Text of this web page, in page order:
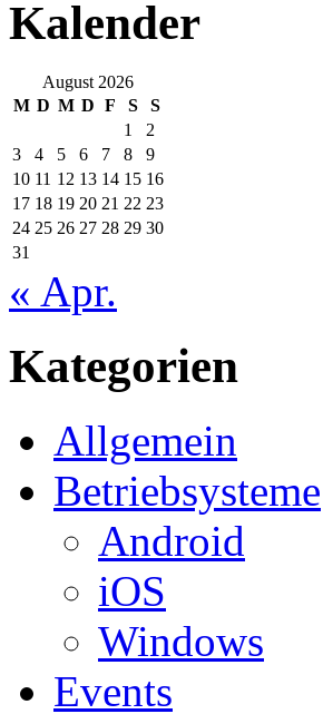
Kalender
August 2026
M D M D F S
S
1
2
3
4 5 6 7 8
9
10 11 12 13 14 15 16
17 18 19 20 21 22 23
24 25 26 27 28 29 30
31
« Apr.
Kategorien
Allgemein
Betriebsysteme
Android
iOS
Windows
Events